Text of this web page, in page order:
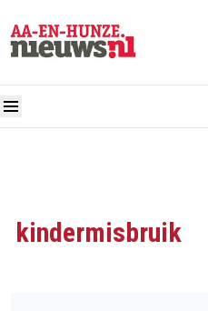
kindermisbruik